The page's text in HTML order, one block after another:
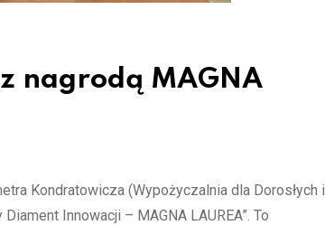
nagrodą MAGNA
Kondratowicza (Wypożyczalnia dla Dorosłych i
Innowacji – MAGNA LAUREA”. To